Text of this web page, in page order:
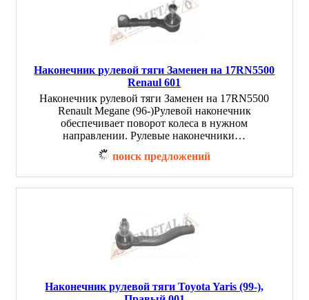
Наконечник рулевой тяги Заменен на 17RN5500
Renaul 601
Наконечник рулевой тяги Заменен на 17RN5500
Renault Megane (96-)Рулевой наконечник
обеспечивает поворот колеса в нужном
направлении. Рулевые наконечники…
поиск предложений
Наконечник рулевой тяги Toyota Yaris (99-),